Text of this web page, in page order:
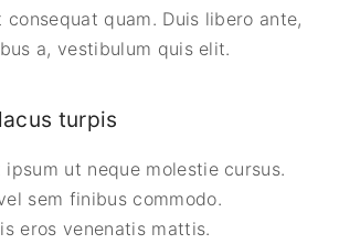
quam. Duis libero ante,
a, vestibulum quis elit.
turpis
ut neque molestie cursus.
sem finibus commodo.
eros venenatis mattis.